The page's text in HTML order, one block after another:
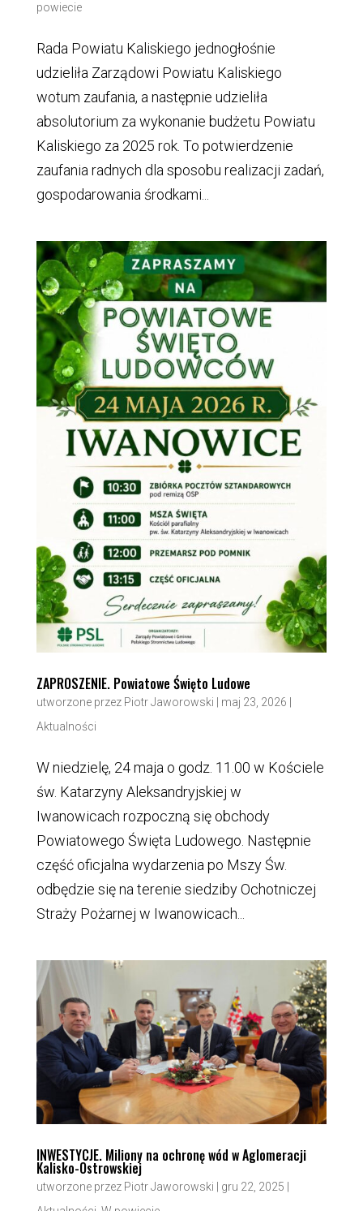
powiecie
Rada Powiatu Kaliskiego jednogłośnie
udzieliła Zarządowi Powiatu Kaliskiego
wotum zaufania, a następnie udzieliła
absolutorium za wykonanie budżetu Powiatu
Kaliskiego za 2025 rok. To potwierdzenie
zaufania radnych dla sposobu realizacji zadań,
gospodarowania środkami...
ZAPROSZENIE. Powiatowe Święto Ludowe
utworzone przez Piotr Jaworowski maj 23, 2026
Aktualności
W niedzielę, 24 maja o godz. 11.00 w Kościele
św. Katarzyny Aleksandryjskiej w
Iwanowicach rozpoczną się obchody
Powiatowego Święta Ludowego. Następnie
część oficjalna wydarzenia po Mszy Św.
odbędzie się na terenie siedziby Ochotniczej
Straży Pożarnej w Iwanowicach...
INWESTYCJE. Miliony na ochronę wód w Aglomeracji
Kalisko-Ostrowskiej
utworzone przez Piotr Jaworowski gru 22, 2025